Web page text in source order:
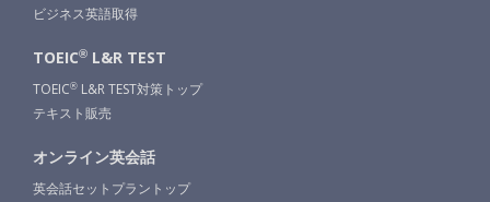
ビジネス英語取得
TOEIC® L&R TEST
TOEIC® L&R TEST対策トップ
テキスト販売
オンライン英会話
英会話セットプラントップ